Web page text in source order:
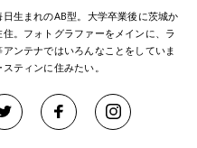
生まれのAB型。大学卒業後に茨城か
住。フォトグラファーをメインに、ラ
ンテナではいろんなことをしていま
ティンに住みたい。